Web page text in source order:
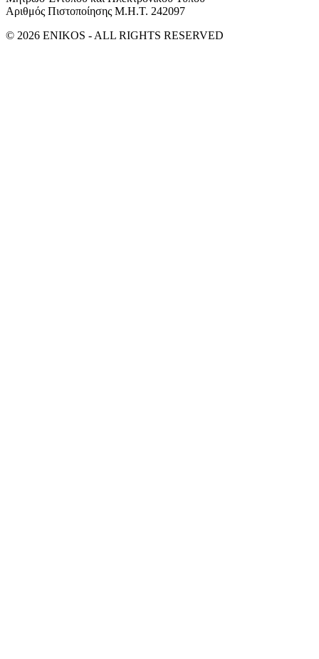
Αριθμός Πιστοποίησης Μ.Η.Τ. 242097
© 2026 ENIKOS - ALL RIGHTS RESERVED